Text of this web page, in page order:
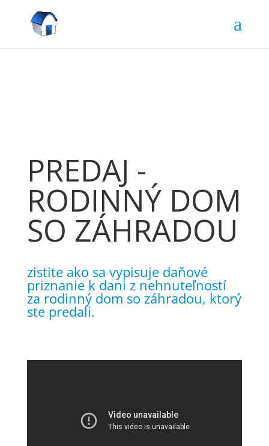
PREDAJ -
RODINNÝ DOM
SO ZÁHRADOU
zistite ako sa vypisuje daňové
priznanie k dani z nehnuteľností
za rodinný dom so záhradou, ktorý
ste predali.